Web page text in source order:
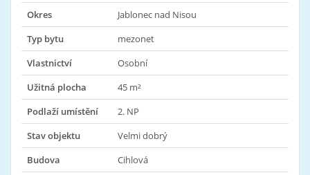
Okres
Jablonec nad Nisou
Typ bytu
mezonet
Vlastnictví
Osobní
Užitná plocha
45 m²
Podlaží umístění
2. NP
Stav objektu
Velmi dobrý
Budova
Cihlová